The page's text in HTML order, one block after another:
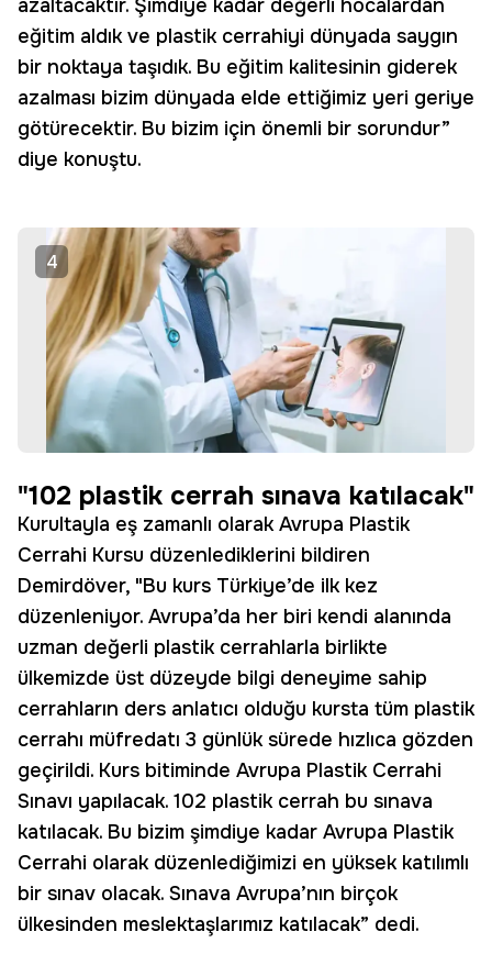
azaltacaktır. Şimdiye kadar değerli hocalardan
eğitim aldık ve plastik cerrahiyi dünyada saygın
bir noktaya taşıdık. Bu eğitim kalitesinin giderek
azalması bizim dünyada elde ettiğimiz yeri geriye
götürecektir. Bu bizim için önemli bir sorundur”
diye konuştu.
4
"102 plastik cerrah sınava katılacak"
Kurultayla eş zamanlı olarak Avrupa Plastik
Cerrahi Kursu düzenlediklerini bildiren
Demirdöver, "Bu kurs Türkiye’de ilk kez
düzenleniyor. Avrupa’da her biri kendi alanında
uzman değerli plastik cerrahlarla birlikte
ülkemizde üst düzeyde bilgi deneyime sahip
cerrahların ders anlatıcı olduğu kursta tüm plastik
cerrahı müfredatı 3 günlük sürede hızlıca gözden
geçirildi. Kurs bitiminde Avrupa Plastik Cerrahi
Sınavı yapılacak. 102 plastik cerrah bu sınava
katılacak. Bu bizim şimdiye kadar Avrupa Plastik
Cerrahi olarak düzenlediğimizi en yüksek katılımlı
bir sınav olacak. Sınava Avrupa’nın birçok
ülkesinden meslektaşlarımız katılacak” dedi.